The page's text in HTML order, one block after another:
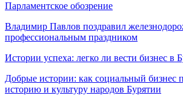
Парламентское обозрение
Владимир Павлов поздравил
профессиональным праздником
Истории успеха: легко ли вести бизнес в
Добрые истории: как социальный бизнес
историю и культуру народов Бурятии